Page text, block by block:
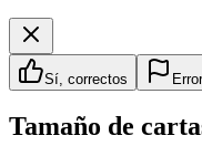
Sí, correctos Error
Tamaño de